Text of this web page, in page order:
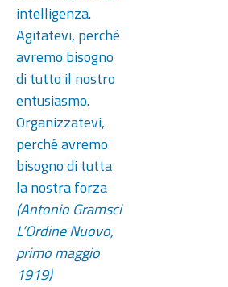
intelligenza.
Agitatevi, perché
avremo bisogno
di tutto il nostro
entusiasmo.
Organizzatevi,
perché avremo
bisogno di tutta
la nostra forza
(Antonio Gramsci
L’Ordine Nuovo,
primo maggio
1919)